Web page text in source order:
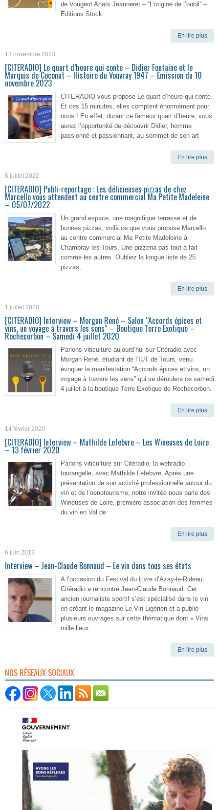
de Vougeot Anaïs Jeanneret – “L’origine de l’oubli” –
Éditions Stock
En lire plus
13 novembre 2023
[CITERADIO] Le quart d’heure qui conte – Didier Fontaine et le
Marquis de Coconut – Histoire du Vouvray 1947 – Émission du 10
novembre 2023
CITERADIO vous propose Le quart d’heure qui conte.
Et ces 15 minutes, elles comptent énormément pour
nous ! En effet, durant ce fameux quart d’heure, vous
aurez l’opportunité de découvrir Didier, homme
passionné et passionnant, au sommet de son art
En lire plus
5 juillet 2022
[CITERADIO] Publi-reportage : Les délicieuses pizzas de chez
Marcello vous attendent au centre commercial Ma Petite Madeleine
– 05/07/2022
Un grand espace, une magnifique terrasse et de
bonnes pizzas, voilà ce que vous propose Marcello
au centre commercial Ma Petite Madeleine à
Chambray-les-Tours. Une pizzeria pas tout à fait
comme les autres. Oubliez la longue liste de 25
pizzas,
En lire plus
1 juillet 2020
[CITERADIO] Interview – Morgan René – Salon “Accords épices et
vins, un voyage à travers les sens” – Boutique Terre Exotique –
Rochecorbon – Samedi 4 juillet 2020
Parlons viticulture aujourd’hui sur Citéradio avec
Morgan René, étudiant de l’IUT de Tours, venu
évoquer la manifestation “Accords épices et vins, un
voyage à travers les sens” qui se déroulera ce samedi
4 juillet à la boutique Terre Exotique de Rochecorbon.
En lire plus
14 février 2020
[CITERADIO] Interview – Mathilde Lefebvre – Les Wineuses de Loire
– 13 février 2020
Parlons viticulture sur Citéradio, la webradio
tourangelle, avec Mathilde Lefebvre. Après une
présentation de son activité professionnelle autour du
vin et de l’oenotourisme, notre invitée nous parle des
Wineuses de Loire, première association des femmes
du vin en Val de
En lire plus
6 juin 2019
Interview – Jean-Claude Bonnaud – Le vin dans tous ses états
A l’occasion du Festival du Livre d’Azay-le-Rideau,
Citéradio a rencontré Jean-Claude Bonnaud. Cet
ancien journaliste sportif s’est spécialisé dans le vin
en créant le magazine Le Vin Ligérien et a publié
plusieurs ouvrages sur cette thématique dont « Vins
mille lieux
En lire plus
NOS RÉSEAUX SOCIAUX